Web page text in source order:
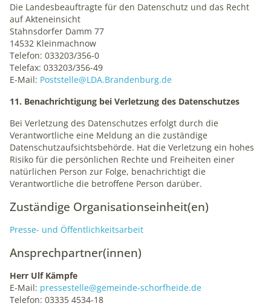
Die Landesbeauftragte für den Datenschutz und das Recht
auf Akteneinsicht
Stahnsdorfer Damm 77
14532 Kleinmachnow
Telefon: 033203/356-0
Telefax: 033203/356-49
E-Mail: Poststelle@LDA.Brandenburg.de
11. Benachrichtigung bei Verletzung des Datenschutzes
Bei Verletzung des Datenschutzes erfolgt durch die
Verantwortliche eine Meldung an die zuständige
Datenschutzaufsichtsbehörde. Hat die Verletzung ein hohes
Risiko für die persönlichen Rechte und Freiheiten einer
natürlichen Person zur Folge, benachrichtigt die
Verantwortliche die betroffene Person darüber.
Zuständige Organisationseinheit(en)
Presse- und Öffentlichkeitsarbeit
Ansprechpartner(innen)
Herr Ulf Kämpfe
E-Mail: pressestelle@gemeinde-schorfheide.de
Telefon: 03335 4534-18